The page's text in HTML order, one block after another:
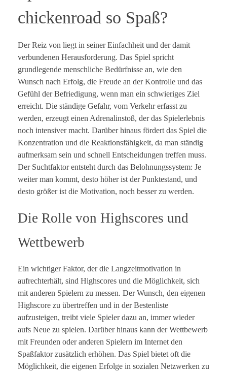
chickenroad so Spaß?
Der Reiz von liegt in seiner Einfachheit und der damit
verbundenen Herausforderung. Das Spiel spricht
grundlegende menschliche Bedürfnisse an, wie den
Wunsch nach Erfolg, die Freude an der Kontrolle und das
Gefühl der Befriedigung, wenn man ein schwieriges Ziel
erreicht. Die ständige Gefahr, vom Verkehr erfasst zu
werden, erzeugt einen Adrenalinstoß, der das Spielerlebnis
noch intensiver macht. Darüber hinaus fördert das Spiel die
Konzentration und die Reaktionsfähigkeit, da man ständig
aufmerksam sein und schnell Entscheidungen treffen muss.
Der Suchtfaktor entsteht durch das Belohnungssystem: Je
weiter man kommt, desto höher ist der Punktestand, und
desto größer ist die Motivation, noch besser zu werden.
Die Rolle von Highscores und
Wettbewerb
Ein wichtiger Faktor, der die Langzeitmotivation in
aufrechterhält, sind Highscores und die Möglichkeit, sich
mit anderen Spielern zu messen. Der Wunsch, den eigenen
Highscore zu übertreffen und in der Bestenliste
aufzusteigen, treibt viele Spieler dazu an, immer wieder
aufs Neue zu spielen. Darüber hinaus kann der Wettbewerb
mit Freunden oder anderen Spielern im Internet den
Spaßfaktor zusätzlich erhöhen. Das Spiel bietet oft die
Möglichkeit, die eigenen Erfolge in sozialen Netzwerken zu